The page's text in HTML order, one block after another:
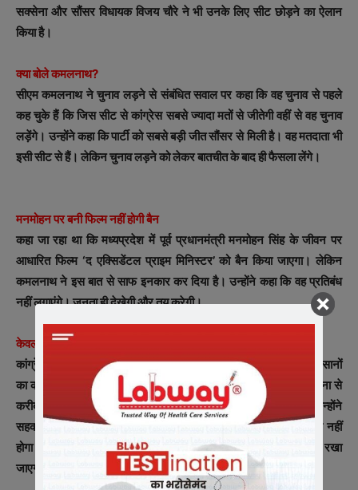
सक्सेना और सौंसर विधायक विजय चौरे ने भी उनके लिए सीट छोड़ने का ऐलान
किया है।
क्या बोले कमलनाथ?
सीएम कमलनाथ ने चुनाव लड़ने से संबंधित सवाल पर कहा कि वह चुनाव से पहले
कह चुके हैं कि जिस सीट से कांग्रेस सबसे ज्यादा मतों से जीतेगी वहीं से वह चुनाव
लड़ेंगे। उन्होंने कहा कि पार्टी को सबसे बड़ी जीत सौंसर से मिली है। वह मतदाता भी
इसी सीट से हैं। लेकिन चुनाव लड़ने को लेकर बातचीत के बाद ही फैसला लेंगे।
मनमोहन पर बनी फिल्म नहीं होगी बैन
कहा जा रहा था कि मध्यप्रदेश में पूर्व प्रधानमंत्री मनमोहन सिंह के जीवन पर
आधारित फिल्म ‘द एक्सिडेंटल प्राइम मिनिस्टर’ को बैन किया जाएगा। लेकिन
कमलनाथ ने इस बात से साफ इनकार कर दिया है। उन्होंने कहा कि वह प्रतिबंध
नहीं लगाएंगे। जनता ही देखेगी और तय करेगी।
केवल इन्हीं किसानों का कर्ज होगा माफ
कांग्रेस ने तीन राज्यों में जीत मिलने के बाद अपना चुनावी वादा पूरा करते हुए किसानों
का कर्ज माफ कर दिया है। लेकिन इसके लिए कुछ शर्तें भी रखी गई हैं। योजना से
करीब दो लाख किसान बाहर हैं। केवल उन्हीं किसानों का कर्ज माफ होगा जिन्होंने
सहकारी और राष्ट्रीयकृत बैंकों से कर्ज लिया है। उन किसानों का कर्ज माफ नहीं
होगा जिन्होंने निजी बैंकों से कर्ज लिया है। इस योजना से निजी बैंकों को बाहर रखा
जाएगा।